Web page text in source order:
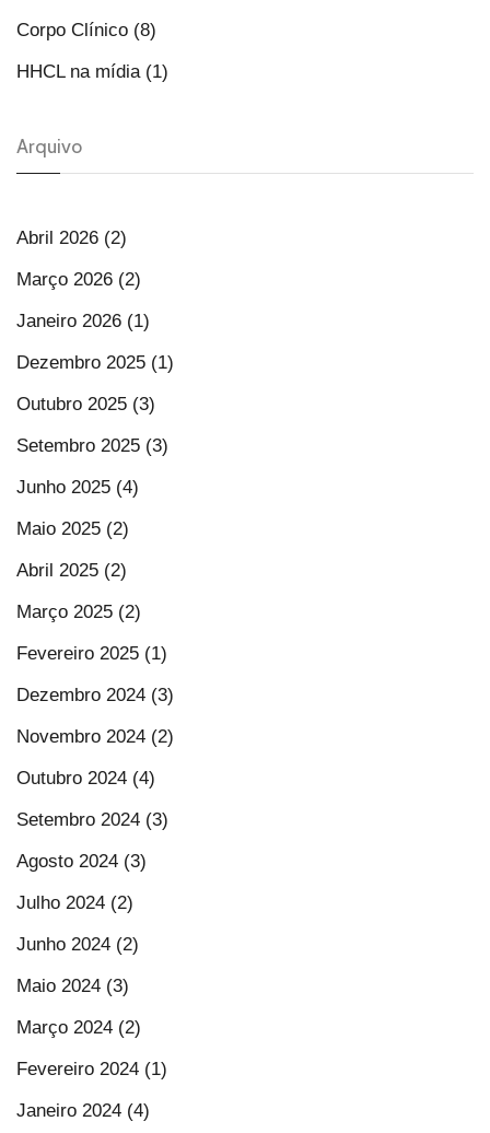
Corpo Clínico (8)
HHCL na mídia (1)
Arquivo
Abril 2026 (2)
Março 2026 (2)
Janeiro 2026 (1)
Dezembro 2025 (1)
Outubro 2025 (3)
Setembro 2025 (3)
Junho 2025 (4)
Maio 2025 (2)
Abril 2025 (2)
Março 2025 (2)
Fevereiro 2025 (1)
Dezembro 2024 (3)
Novembro 2024 (2)
Outubro 2024 (4)
Setembro 2024 (3)
Agosto 2024 (3)
Julho 2024 (2)
Junho 2024 (2)
Maio 2024 (3)
Março 2024 (2)
Fevereiro 2024 (1)
Janeiro 2024 (4)